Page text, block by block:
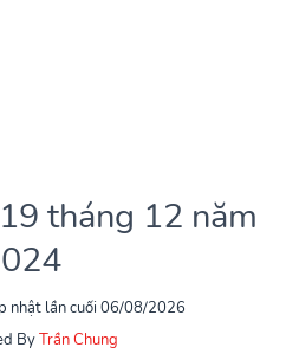
tháng 12 năm
nhật lần cuối 06/08/2026
ByTrần Chung